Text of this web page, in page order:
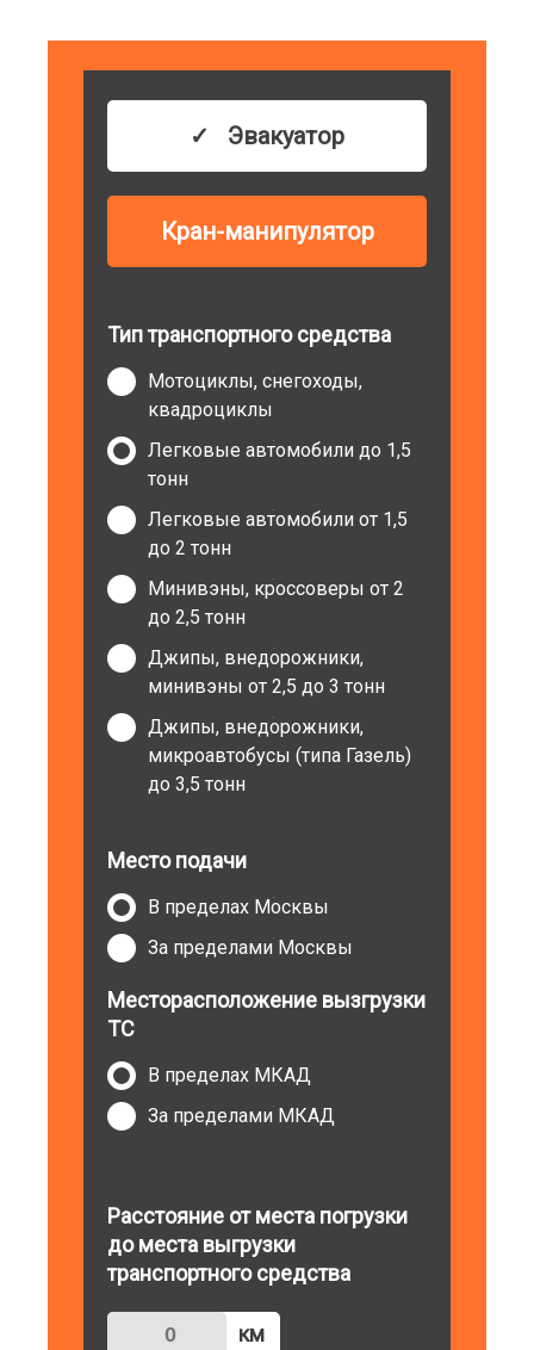
Эвакуатор
Кран-манипулятор
Тип транспортного средства
Мотоциклы, снегоходы,
квадроциклы
Легковые автомобили до 1,5
тонн
Легковые автомобили от 1,5
до 2 тонн
Минивэны, кроссоверы от 2
до 2,5 тонн
Джипы, внедорожники,
минивэны от 2,5 до 3 тонн
Джипы, внедорожники,
микроавтобусы (типа Газель)
до 3,5 тонн
Место подачи
В пределах Москвы
За пределами Москвы
Месторасположение вызгрузки
ТС
В пределах МКАД
За пределами МКАД
Расстояние от места погрузки
до места выгрузки
транспортного средства
км